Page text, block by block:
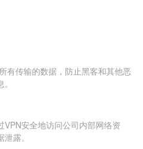
有传输的数据，防止黑客和其他恶
VPN安全地访问公司内部网络资
露。